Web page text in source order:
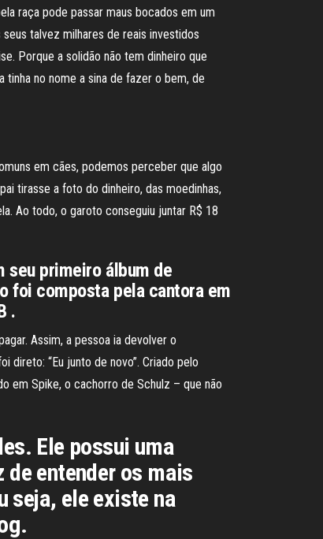
raça pode passar maus bocados em um
talvez milhares de reais investidos
Porque a solidão não tem dinheiro que
no nome a sina de fazer o bem, de
em cães, podemos perceber que algo
tirasse a foto do dinheiro, das moedinhas,
Ao todo, o garoto conseguiu juntar R$ 18
seu primeiro álbum de
foi composta pela cantora em
.
Assim, a pessoa ia devolver o
direto: “Eu junto de novo”. Criado pelo
em Spike, o cachorro de Schulz – que não
Ele possui uma
entender os mais
seja, ele existe na